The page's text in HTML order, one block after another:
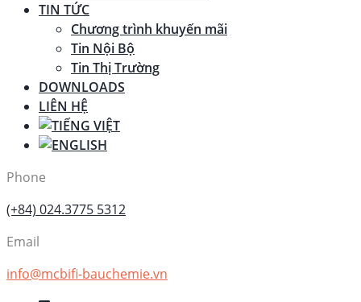
TIN TỨC
Chương trình khuyến mãi
Tin Nội Bộ
Tin Thị Trường
DOWNLOADS
LIÊN HỆ
Phone
(+84) 024.3775 5312
Email
info@mcbifi-bauchemie.vn